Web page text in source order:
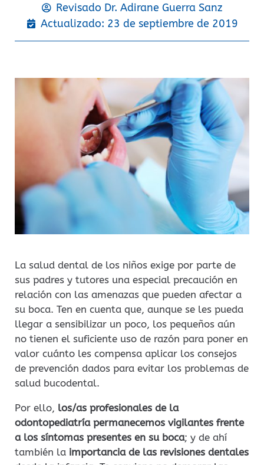
Revisado Dr. Adirane Guerra Sanz
Actualizado: 23 de septiembre de 2019
La salud dental de los niños exige por parte de
sus padres y tutores una especial precaución en
relación con las amenazas que pueden afectar a
su boca. Ten en cuenta que, aunque se les pueda
llegar a sensibilizar un poco, los pequeños aún
no tienen el suficiente uso de razón para poner en
valor cuánto les compensa aplicar los consejos
de prevención dados para evitar los problemas de
salud bucodental.
Por ello, los/as profesionales de la
odontopediatría permanecemos vigilantes frente
a los síntomas presentes en su boca; y de ahí
también la importancia de las revisiones dentales